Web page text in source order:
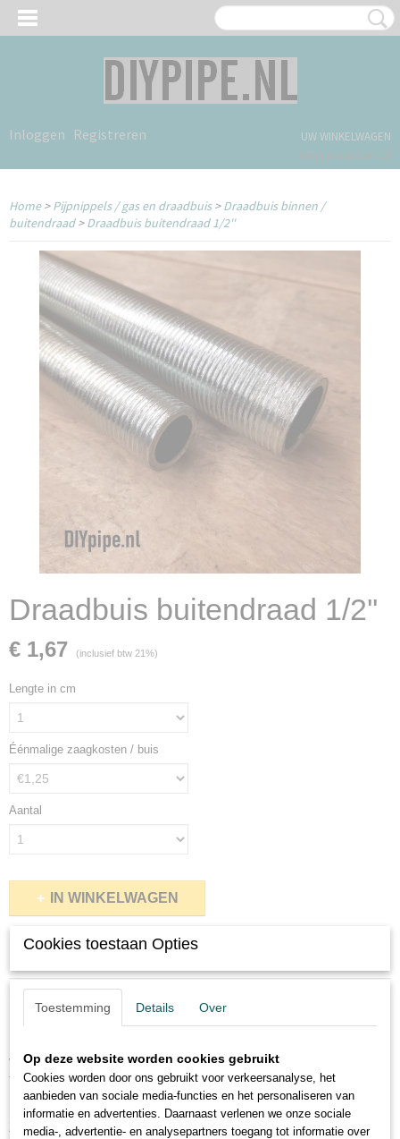
Inloggen Registreren
UW WINKELWAGEN
Home>Pijpnippels / gas en draadbuis>Draadbuis binnen /
buitendraad>Draadbuis buitendraad 1/2''
Draadbuis buitendraad 1/2''
€ 1,67 (inclusief btw 21%)
Lengte in cm
Éénmalige zaagkosten / buis
Aantal
IN WINKELWAGEN
Specificaties
Productcode
424-1514
Omschrijving
Buis met 1/2'' buitendraad.
Voorzien van 1/2'' draad over de gehele lengte.
Te bestellen per cm.
Draadbuis: €0,42/mtr.
Zaagkosten: €1,25 / lengte.
Cookies toestaan Opties
Toestemming Details Over
Op deze website worden cookies gebruikt
Cookies worden door ons gebruikt voor verkeersanalyse, het
aanbieden van sociale media-functies en het personaliseren van
informatie en advertenties. Daarnaast verlenen we onze sociale
media-, advertentie- en analysepartners toegang tot informatie over